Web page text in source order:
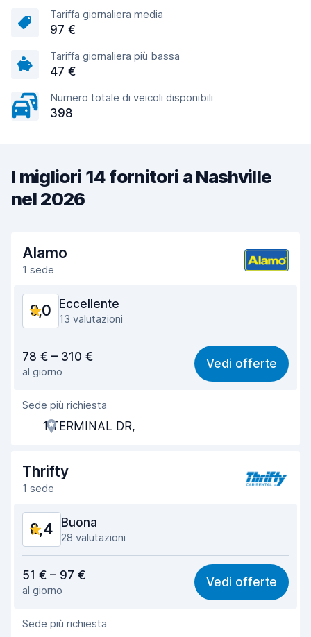
Tariffa giornaliera media
97 €
Tariffa giornaliera più bassa
47 €
Numero totale di veicoli disponibili
398
I migliori 14 fornitori a Nashville
nel 2026
Alamo
1 sede
9,0 Eccellente
13 valutazioni
8,8
Facile da trovare 9,3
Gentilezza degli agenti
Rapidità del ritiro
Rapidità della riconsegna 9,0
Condizioni dell'auto
78 € – 310 €
al giorno
Vedi offerte
Sede più richiesta
1 TERMINAL DR,
Thrifty
1 sede
8,4 Buona
28 valutazioni
8,2
Facile da trovare 8,5
Gentilezza degli agenti
51 € – 97 €
al giorno
Vedi offerte
Sede più richiesta